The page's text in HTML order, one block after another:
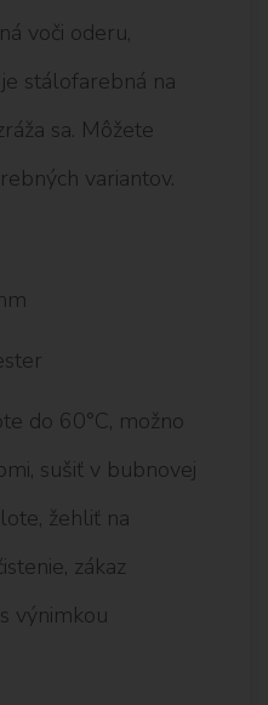
voči oderu,
stálofarebná na
sa. Môžete
variantov.
do 60°C, možno
sušiť v bubnovej
žehliť na
zákaz
výnimkou